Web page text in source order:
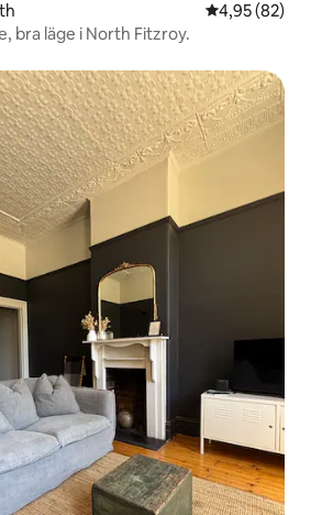
4,95 av 5 i
4,95 (82)
bra läge i North Fitzroy.